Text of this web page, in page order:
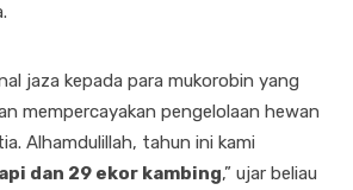
jaza kepada para mukorobin yang
mempercayakan pengelolaan hewan
Alhamdulillah, tahun ini kami
dan 29 ekor kambing,” ujar beliau